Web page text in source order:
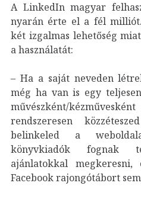
A LinkedIn magyar
nyarán érte el a fél
két izgalmas lehetőség
a használatát:
– Ha a saját neveden
még ha van is egy
művészként/
rendszeresen
belinkeled a
könyvkiadók fognak
ajánlatokkal megkeresni,
Facebook rajongótábort